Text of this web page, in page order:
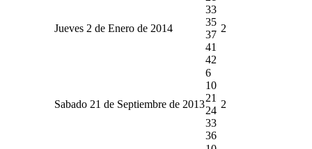
Jueves 2 de Enero de 2014
33
35
37
41
42
2
Sabado 21 de Septiembre de 2013
6
10
21
24
33
36
2